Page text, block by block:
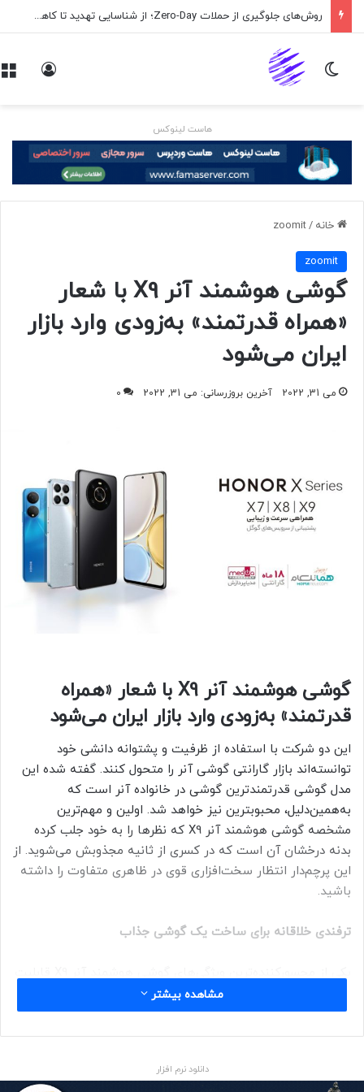
روش‌های جلوگیری از حملات Zero-Day؛ از شناسایی تهدید تا کاهش ریسک
تغییر پوسته
هاست لینوکس
خانه /
zoomit
zoomit
گوشی هوشمند آنر X9 با شعار
«همراه قدرتمند» به‌زودی وارد بازار
ایران می‌شود
می 31, 2022 آخرین بروزرسانی: می 31, 2022 0
گوشی هوشمند آنر X9 با شعار «همراه
قدرتمند» به‌زودی وارد بازار ایران می‌شود
این دو شرکت با استفاده از ظرفیت و پشتوانه دانشی خود
توانسته‌اند بازار گارانتی گوشی آنر را متحول کنند. گفته شده این
مدل گوشی قدرتمندترین گوشی در خانواده آنر است که
به‌همین‌دلیل، محبوبترین‌ نیز خواهد شد. اولین و مهم‌ترین
مشخصه گوشی هوشمند آنر X9
که نظرها را به خود جلب کرده
بدنه درخشان آن است که در کسری از ثانیه مجذوبش می‌شوید. از
این پرچم‌دار انتظار سخت‌افزاری قوی‌ در ظاهری متفاوت را داشته
باشید.
ترفندی خلاقانه برای ساخت یک گوشی جذاب
تغییر رنگ فریم و قاب آن است. هنگامی که نور به پشت قاب
می‌تابد رنگ فریم تغییر کرده و به قرمزی می‌گراید. بافت مات در
این گوشی حس و حالی امروزی و لوکس دارد. از دیگر قابلیت‌های
ادغام شده‌ است. هدفون گوشی بر خلاف انتظار در بالای قاب
مشاهده بیشتر
دانلود نرم افزار